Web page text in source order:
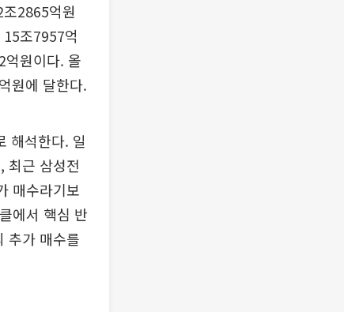
2865억원
조7957억
억원이다. 올
원에 달한다.
해석한다. 일
최근 삼성전
매수라기보
에서 핵심 반
추가 매수를